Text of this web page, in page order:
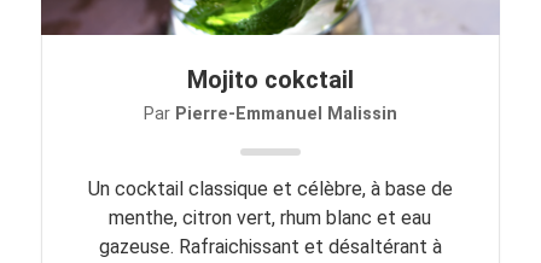
Mojito cokctail
Par Pierre-Emmanuel Malissin
Un cocktail classique et célèbre, à base de
menthe, citron vert, rhum blanc et eau
gazeuse. Rafraichissant et désaltérant à